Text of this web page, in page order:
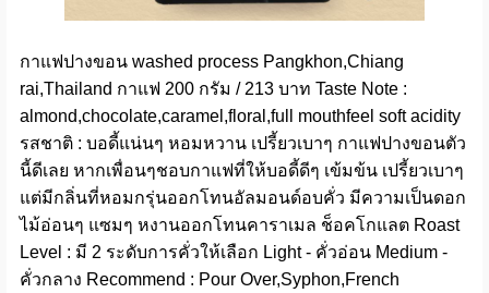
กาแฟปางขอน washed process Pangkhon,Chiang
rai,Thailand กาแฟ 200 กรัม / 213 บาท Taste Note :
almond,chocolate,caramel,floral,full mouthfeel soft acidity
รสชาติ : บอดี้แน่นๆ หอมหวาน เปรี้ยวเบาๆ กาแฟปางขอนตัว
นี้ดีเลย หากเพื่อนๆชอบกาแฟที่ให้บอดี้ดีๆ เข้มข้น เปรี้ยวเบาๆ
แต่มีกลิ่นที่หอมกรุ่นออกโทนอัลมอนด์อบคั่ว มีความเป็นดอก
ไม้อ่อนๆ แซมๆ หงานออกโทนคาราเมล ช็อคโกแลต Roast
Level : มี 2 ระดับการคั่วให้เลือก Light - คั่วอ่อน Medium -
คั่วกลาง Recommend : Pour Over,Syphon,French